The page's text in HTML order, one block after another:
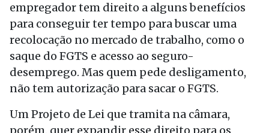
empregador tem direito a alguns benefícios
para conseguir ter tempo para buscar uma
recolocação no mercado de trabalho, como o
saque do FGTS e acesso ao seguro-
desemprego. Mas quem pede desligamento,
não tem autorização para sacar o FGTS.
Um Projeto de Lei que tramita na câmara,